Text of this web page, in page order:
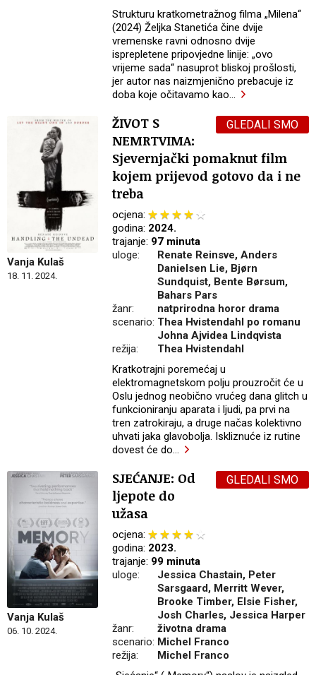
Strukturu kratkometražnog filma „Milena“
(2024) Željka Stanetića čine dvije
vremenske ravni odnosno dvije
isprepletene pripovjedne linije: „ovo
vrijeme sada“ nasuprot bliskoj prošlosti,
jer autor nas naizmjenično prebacuje iz
doba koje očitavamo kao…
Vanja Kulaš
18. 11. 2024.
GLEDALI SMO
ŽIVOT S
NEMRTVIMA:
Sjevernjački pomaknut film
kojem prijevod gotovo da i ne
treba
ocjena:
godina: 2024.
trajanje: 97 minuta
uloge:
Renate Reinsve, Anders
Danielsen Lie, Bjørn
Sundquist, Bente Børsum,
Bahars Pars
žanr:
natprirodna horor drama
scenario: Thea Hvistendahl po romanu
Johna Ajvidea Lindqvista
režija:
Thea Hvistendahl
Kratkotrajni poremećaj u
elektromagnetskom polju prouzročit će u
Oslu jednog neobično vrućeg dana glitch u
funkcioniranju aparata i ljudi, pa prvi na
tren zatrokiraju, a druge načas kolektivno
uhvati jaka glavobolja. Iskliznuće iz rutine
dovest će do…
Vanja Kulaš
06. 10. 2024.
GLEDALI SMO
SJEĆANJE: Od
ljepote do
užasa
ocjena:
godina: 2023.
trajanje: 99 minuta
uloge:
Jessica Chastain, Peter
Sarsgaard, Merritt Wever,
Brooke Timber, Elsie Fisher,
Josh Charles, Jessica Harper
žanr:
životna drama
scenario: Michel Franco
režija:
Michel Franco